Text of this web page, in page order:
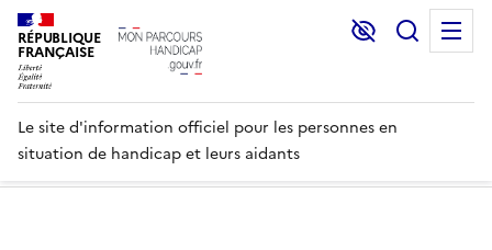
RÉPUBLIQUE
FRANÇAISE
Lecture et
Le site d'information officiel pour les personnes en
situation de handicap et leurs aidants
Un menu de navigation vous permettant de naviguer